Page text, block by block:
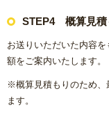
【数量限定3台】大特価
激安！プチリフォーム
STEP4 概算見積
お送りいただいた内容
額をご案内いたします。
※概算見積もりのため、
ます。